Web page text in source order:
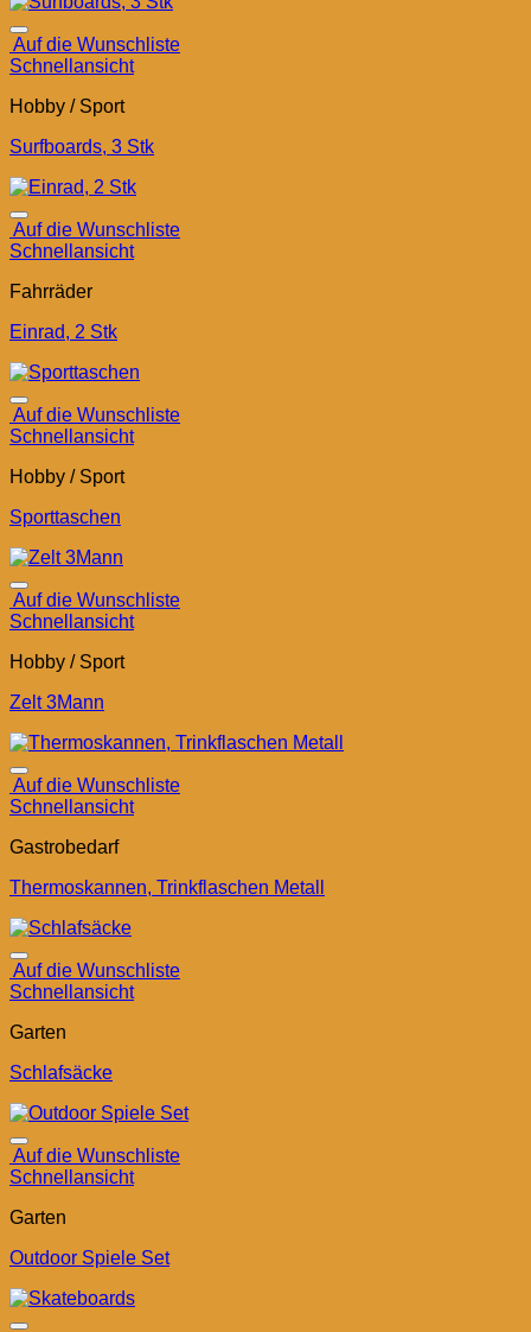
Auf die Wunschliste
Schnellansicht
Hobby / Sport
Surfboards, 3 Stk
Auf die Wunschliste
Schnellansicht
Fahrräder
Einrad, 2 Stk
Auf die Wunschliste
Schnellansicht
Hobby / Sport
Sporttaschen
Auf die Wunschliste
Schnellansicht
Hobby / Sport
Zelt 3Mann
Auf die Wunschliste
Schnellansicht
Gastrobedarf
Thermoskannen, Trinkflaschen Metall
Auf die Wunschliste
Schnellansicht
Garten
Schlafsäcke
Auf die Wunschliste
Schnellansicht
Garten
Outdoor Spiele Set